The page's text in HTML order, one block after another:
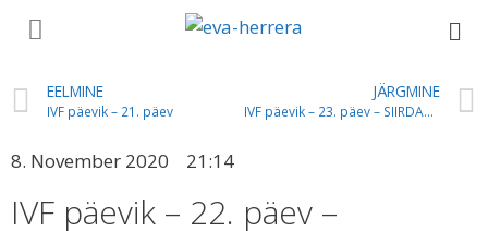
EELMINE
IVF päevik – 21. päev
JÄRGMINE
IVF päevik – 23. päev – SIIRDAMINE
8. November 2020 21:14
IVF päevik – 22. päev –